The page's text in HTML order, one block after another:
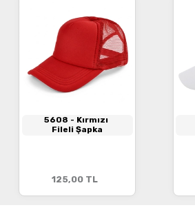
5608 - Kırmızı
Fileli Şapka
125,00 TL